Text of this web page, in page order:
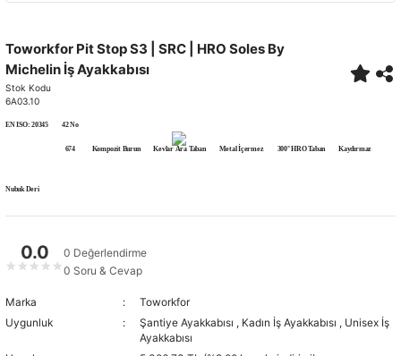
Toworkfor Pit Stop S3 | SRC | HRO Soles By
Michelin İş Ayakkabısı
Stok Kodu
6A03.10
EN ISO: 20345 42 No
674 Kompozit Burun Kevlar Ara Taban Metal İçermez 300° HRO Taban Kaydırmaz
Nubuk Deri
0.0
★ ★ ★ ★ ★
0 Değerlendirme
0 Soru & Cevap
Marka
Toworkfor
Uygunluk
Şantiye Ayakkabısı , Kadın İş Ayakkabısı , Unisex İş
Ayakkabısı